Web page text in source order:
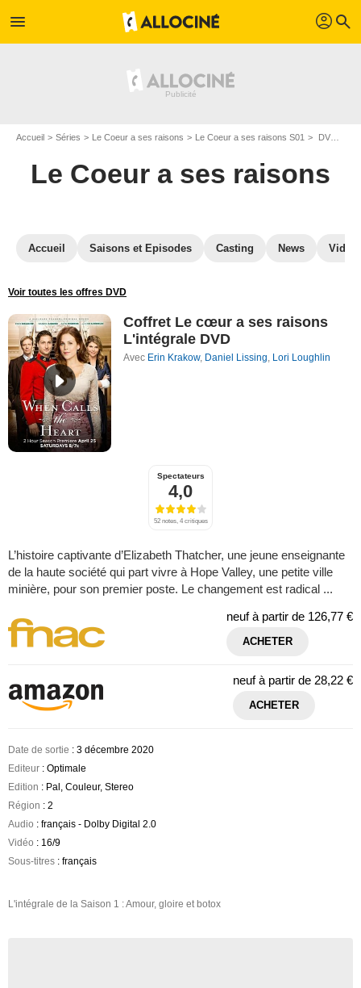
menu profil search
Accueil Séries Le Coeur a ses raisons Le Coeur a ses raisons S01 DVD Le Coeur a ses raisons S01
Le Coeur a ses raisons
Accueil Saisons et Episodes Casting News
Voir toutes les offres DVD
Coffret Le cœur a ses raisons
L'intégrale DVD
Avec Erin Krakow, Daniel Lissing, Lori Loughlin
Spectateurs
4,0
52 notes, 4 critiques
L’histoire captivante d’Elizabeth Thatcher, une jeune enseignante
de la haute société qui part vivre à Hope Valley, une petite ville
minière, pour son premier poste. Le changement est radical ...
neuf à partir de 126,77 €
ACHETER
neuf à partir de 28,22 €
ACHETER
Date de sortie : 3 décembre 2020
Editeur : Optimale
Edition : Pal, Couleur, Stereo
Région : 2
Audio : français - Dolby Digital 2.0
Vidéo : 16/9
Sous-titres : français
L'intégrale de la Saison 1 : Amour, gloire et botox